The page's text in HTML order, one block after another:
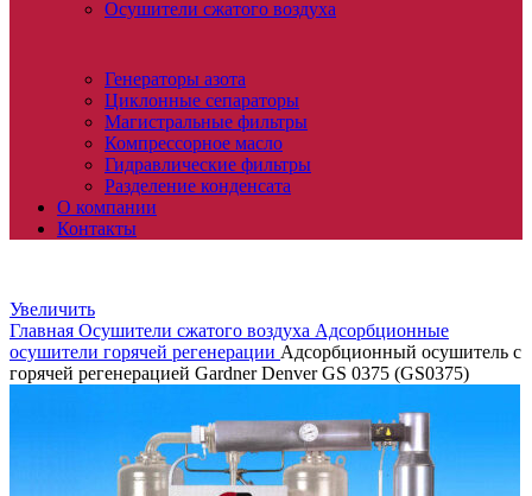
Осушители сжатого воздуха
Генераторы азота
Циклонные сепараторы
Магистральные фильтры
Компрессорное масло
Гидравлические фильтры
Разделение конденсата
О компании
Контакты
Увеличить
Главная Осушители сжатого воздуха Адсорбционные
осушители горячей регенерации Адсорбционный осушитель c
горячей регенерацией Gardner Denver GS 0375 (GS0375)